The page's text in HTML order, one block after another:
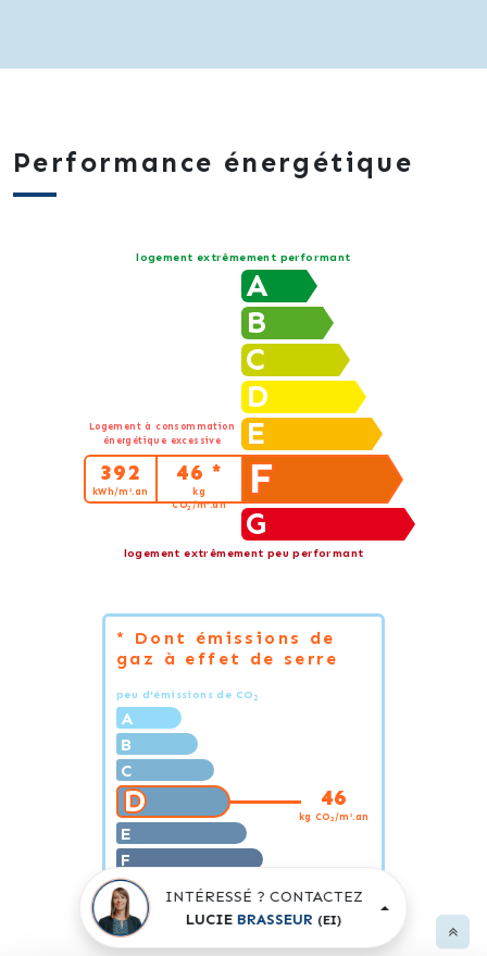
Performance énergétique
logement extrêmement performant
A
B
C
D
E
F
392
kWh/m².an
46 *
kg
CO2/m².an
Logement à consommation
énergétique excessive
G
logement extrêmement peu performant
* Dont émissions de
gaz à effet de serre
peu d'émissions de CO 2
A
B
C
D 46
kg CO2 /m².an
E
F
G
émissions de CO
INTÉRESSÉ ? CONTACTEZ
LUCIE BRASSEUR (EI)